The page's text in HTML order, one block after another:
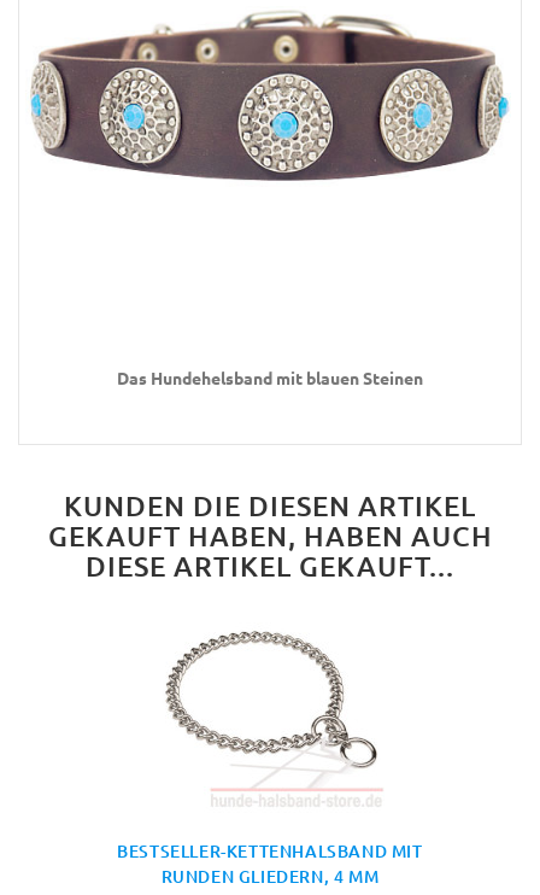
Das Hundehelsband mit blauen Steinen
KUNDEN DIE DIESEN ARTIKEL
GEKAUFT HABEN, HABEN AUCH
DIESE ARTIKEL GEKAUFT...
BESTSELLER-KETTENHALSBAND MIT
RUNDEN GLIEDERN, 4 MM